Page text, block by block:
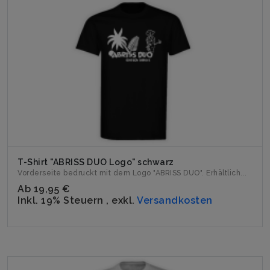
T-Shirt "ABRISS DUO Logo" schwarz
Vorderseite bedruckt mit dem Logo "ABRISS DUO". Erhältlich...
Ab 19,95 €
Inkl. 19% Steuern , exkl. Versandkosten